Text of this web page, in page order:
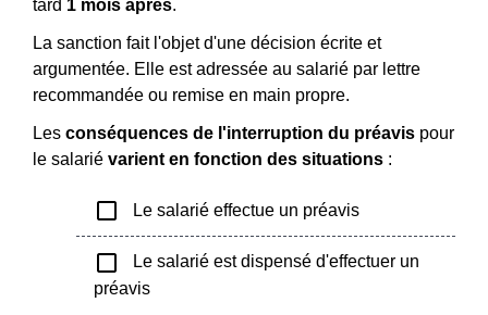
tard 1 mois après.
La sanction fait l'objet d'une décision écrite et
argumentée. Elle est adressée au salarié par lettre
recommandée ou remise en main propre.
Les conséquences de l'interruption du préavis pour
le salarié varient en fonction des situations :
check_box_outline_blank Le salarié effectue un préavis
check_box_outline_blank
Le salarié est dispensé d'effectuer un
préavis